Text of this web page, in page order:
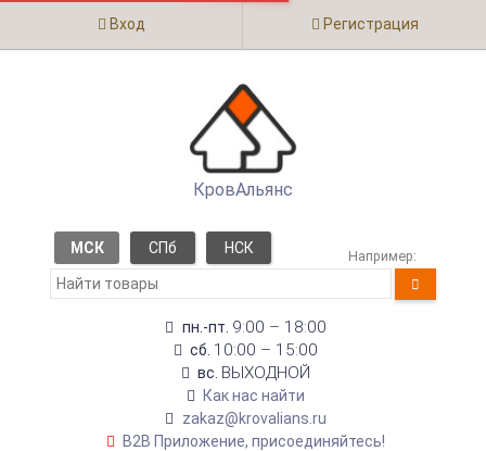
Вход Регистрация
КровАльянс
МСК СПб НСК Например:
пн.-пт. 9:00 – 18:00
сб. 10:00 – 15:00
вс. ВЫХОДНОЙ
Как нас найти
zakaz@krovalians.ru
B2B Приложение, присоединяйтесь!